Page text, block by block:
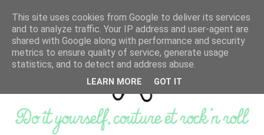
This site uses cookies from Google to deliver its services
and to analyze traffic. Your IP address and user-agent are
shared with Google along with performance and security
metrics to ensure quality of service, generate usage
statistics, and to detect and address abuse.
LEARN MORE GOT IT